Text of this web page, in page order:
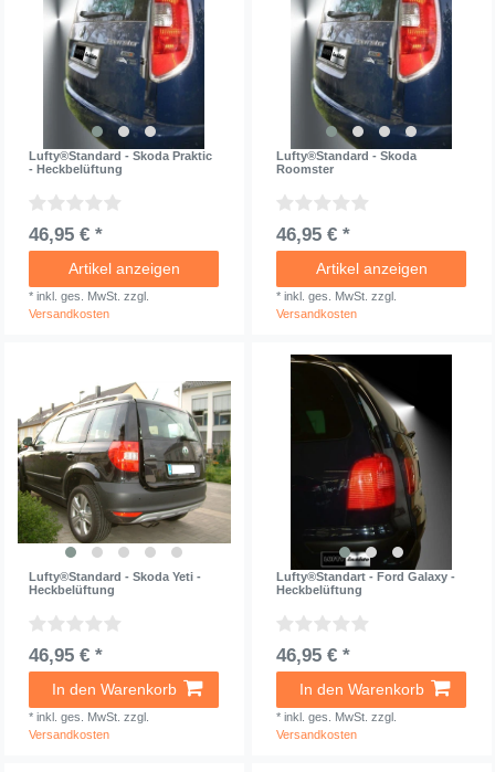
Lufty®Standard - Skoda Praktic
- Heckbelüftung
46,95 € *
Artikel anzeigen
* inkl. ges. MwSt. zzgl.
Versandkosten
Lufty®Standard - Skoda
Roomster
46,95 € *
Artikel anzeigen
* inkl. ges. MwSt. zzgl.
Versandkosten
Lufty®Standard - Skoda Yeti -
Heckbelüftung
46,95 € *
In den Warenkorb
* inkl. ges. MwSt. zzgl.
Versandkosten
Lufty®Standart - Ford Galaxy -
Heckbelüftung
46,95 € *
In den Warenkorb
* inkl. ges. MwSt. zzgl.
Versandkosten